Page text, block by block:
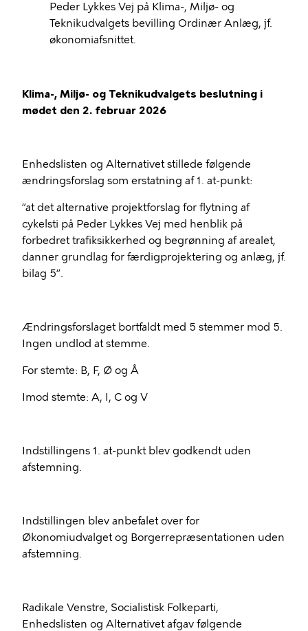
Peder Lykkes Vej på Klima-, Miljø- og
Teknikudvalgets bevilling Ordinær Anlæg, jf.
økonomiafsnittet.
Klima-, Miljø- og Teknikudvalgets beslutning i
mødet den 2. februar 2026
Enhedslisten og Alternativet stillede følgende
ændringsforslag som erstatning af 1. at-punkt:
”at det alternative projektforslag for flytning af
cykelsti på Peder Lykkes Vej med henblik på
forbedret trafiksikkerhed og begrønning af arealet,
danner grundlag for færdigprojektering og anlæg, jf.
bilag 5”.
Ændringsforslaget bortfaldt med 5 stemmer mod 5.
Ingen undlod at stemme.
For stemte: B, F, Ø og Å
Imod stemte: A, I, C og V
Indstillingens 1. at-punkt blev godkendt uden
afstemning.
Indstillingen blev anbefalet over for
Økonomiudvalget og Borgerrepræsentationen uden
afstemning.
Radikale Venstre, Socialistisk Folkeparti,
Enhedslisten og Alternativet afgav følgende